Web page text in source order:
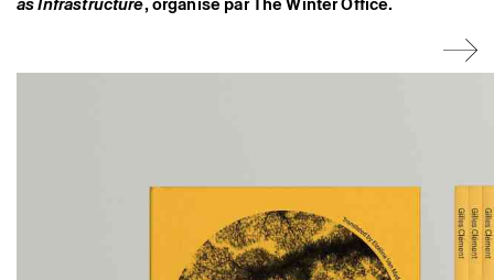
Expositions
Médiation
Artistes associé·es
Ancien·nes résident·es et artistes associé·es